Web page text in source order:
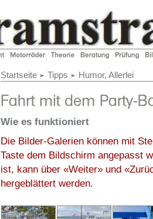
Startseite Tipps Humor, Allerlei
Wie es funktioniert
Die Bilder-Galerien können mit
Taste dem Bildschirm angepasst
ist, kann über «Weiter» und
hergeblättert werden.